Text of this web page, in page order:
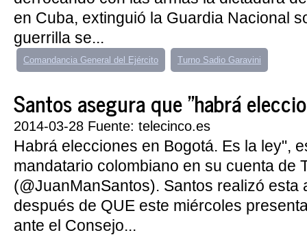
en Cuba, extinguió la Guardia Nacional
guerrilla se...
Comandancia General del Ejército Turno Sadio Garavini
Santos asegura que "habrá
2014-03-28 Fuente: telecinco.es
Habrá elecciones en Bogotá. Es la ley",
mandatario colombiano en su cuenta de
(@JuanManSantos). Santos realizó esta
después de QUE este miércoles
ante el Consejo...